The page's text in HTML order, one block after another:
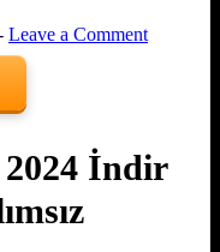
Leave a Comment
İndir